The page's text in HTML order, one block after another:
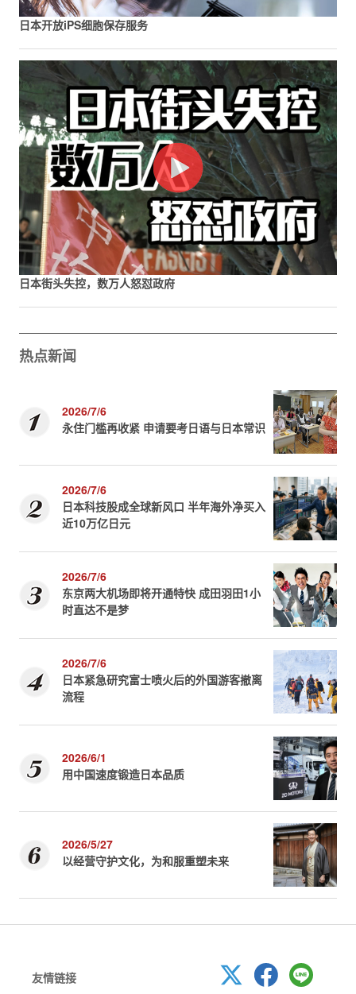
日本开放iPS细胞保存服务
日本街头失控，数万人怒怼政府
热点新闻
2026/7/6
永住门槛再收紧 申请要考日语与日本常识
2026/7/6
日本科技股成全球新风口 半年海外净买入
近10万亿日元
2026/7/6
东京两大机场即将开通特快 成田羽田1小
时直达不是梦
2026/7/6
日本紧急研究富士喷火后的外国游客撤离
流程
2026/6/1
用中国速度锻造日本品质
2026/5/27
以经营守护文化，为和服重塑未来
友情链接